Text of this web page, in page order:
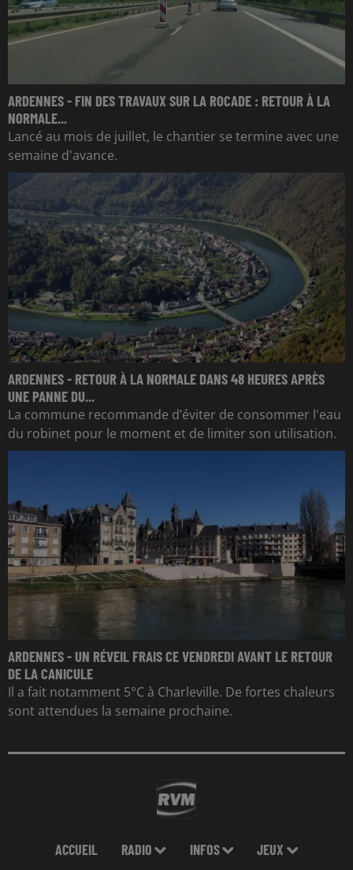
ARDENNES - FIN DES TRAVAUX SUR LA ROCADE : RETOUR À LA
NORMALE...
Lancé au mois de juillet, le chantier se termine avec une
semaine d'avance.
ARDENNES - RETOUR À LA NORMALE DANS 48 HEURES APRÈS
UNE PANNE DU...
La commune recommande d’éviter de consommer l'eau
du robinet pour le moment et de limiter son utilisation.
ARDENNES - UN RÉVEIL FRAIS CE VENDREDI AVANT LE RETOUR
DE LA CANICULE
Il a fait notamment 5°C à Charleville. De fortes chaleurs
sont attendues la semaine prochaine.
ACCUEIL RADIO INFOS JEUX